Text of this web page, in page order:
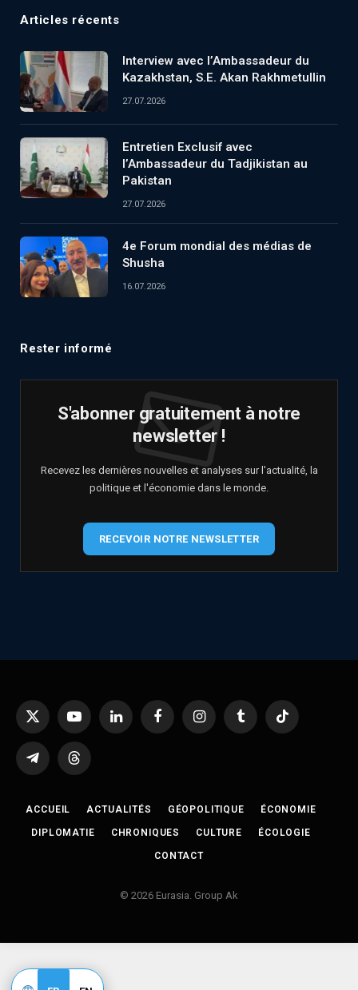
Articles récents
Interview avec l’Ambassadeur du
Kazakhstan, S.E. Akan Rakhmetullin
27.07.2026
Entretien Exclusif avec
l’Ambassadeur du Tadjikistan au
Pakistan
27.07.2026
4e Forum mondial des médias de
Shusha
16.07.2026
Rester informé
S'abonner gratuitement à notre
newsletter !
Recevez les dernières nouvelles et analyses sur l'actualité, la
politique et l'économie dans le monde.
RECEVOIR NOTRE NEWSLETTER
X
YouTubeLinkedIn FacebookInstagramTumblr TikTok
TelegramThreads
ACCUEIL ACTUALITÉS GÉOPOLITIQUE ÉCONOMIE
DIPLOMATIE CHRONIQUES CULTURE ÉCOLOGIE
CONTACT
© 2026 Eurasia. Group Ak